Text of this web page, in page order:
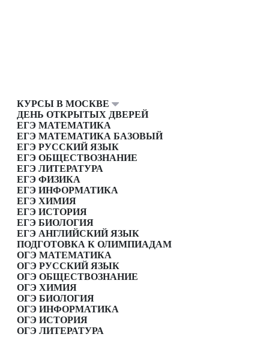
КУРСЫ В МОСКВЕ
ДЕНЬ ОТКРЫТЫХ ДВЕРЕЙ
ЕГЭ МАТЕМАТИКА
ЕГЭ МАТЕМАТИКА БАЗОВЫЙ
ЕГЭ РУССКИЙ ЯЗЫК
ЕГЭ ОБЩЕСТВОЗНАНИЕ
ЕГЭ ЛИТЕРАТУРА
ЕГЭ ФИЗИКА
ЕГЭ ИНФОРМАТИКА
ЕГЭ ХИМИЯ
ЕГЭ ИСТОРИЯ
ЕГЭ БИОЛОГИЯ
ЕГЭ АНГЛИЙСКИЙ ЯЗЫК
ПОДГОТОВКА К ОЛИМПИАДАМ
ОГЭ МАТЕМАТИКА
ОГЭ РУССКИЙ ЯЗЫК
ОГЭ ОБЩЕСТВОЗНАНИЕ
ОГЭ ХИМИЯ
ОГЭ БИОЛОГИЯ
ОГЭ ИНФОРМАТИКА
ОГЭ ИСТОРИЯ
ОГЭ ЛИТЕРАТУРА